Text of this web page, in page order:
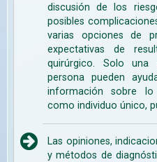
discusión de los
posibles
varias opciones de
expectativas de
quirúrgico. Solo
persona pueden
información sobre lo
como individuo único,
Las opiniones,
y métodos de